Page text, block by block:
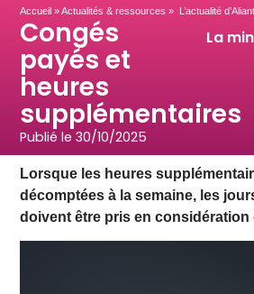
Accueil »Actualités & ressources » L’actualité
Congés
payés et
heures
supplémentaires
Publié le30/10/2025
La
Lorsque les heures
décomptées à la semaine, les
doivent être pris en considération